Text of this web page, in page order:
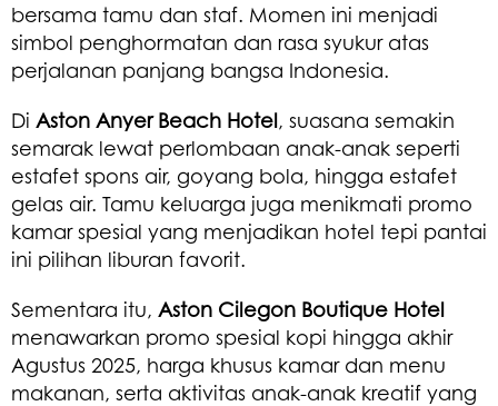
bersama tamu dan staf. Momen ini menjadi
simbol penghormatan dan rasa syukur atas
perjalanan panjang bangsa Indonesia.
Di Aston Anyer Beach Hotel, suasana semakin
semarak lewat perlombaan anak-anak seperti
estafet spons air, goyang bola, hingga estafet
gelas air. Tamu keluarga juga menikmati promo
kamar spesial yang menjadikan hotel tepi pantai
ini pilihan liburan favorit.
Sementara itu, Aston Cilegon Boutique Hotel
menawarkan promo spesial kopi hingga akhir
Agustus 2025, harga khusus kamar dan menu
makanan, serta aktivitas anak-anak kreatif yang